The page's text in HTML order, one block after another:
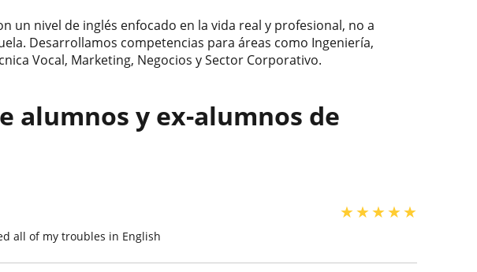
un nivel de inglés enfocado en la vida real y profesional, no a
Desarrollamos competencias para áreas como Ingeniería,
Vocal, Marketing, Negocios y Sector Corporativo.
alumnos y ex-alumnos de
★★★★★
all of my troubles in English